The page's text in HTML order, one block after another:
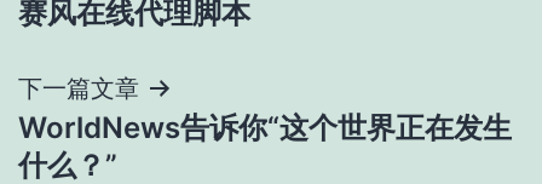
章
导
航
赛风在线代理脚本
下一篇文章
WorldNews告诉你“这个世界正在发生
什么？”